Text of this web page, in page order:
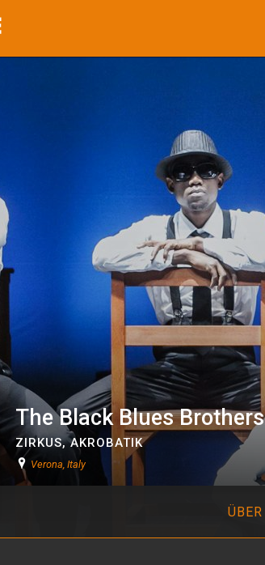
The Black Blues Brothers
ZIRKUS,AKROBATIK
Verona, Italy
ÜBER